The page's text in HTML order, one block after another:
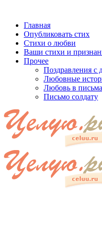
Главная
Опубликовать стих
Стихи о любви
Ваши стихи и
Прочее
Поздравления с
Любовные
Любовь в
Письмо солдату